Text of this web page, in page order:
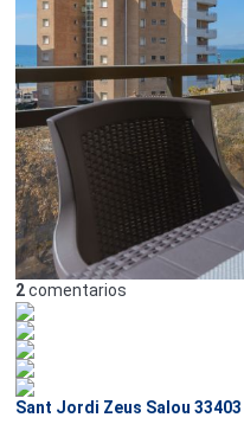
2comentarios
Sant Jordi Zeus Salou 33403